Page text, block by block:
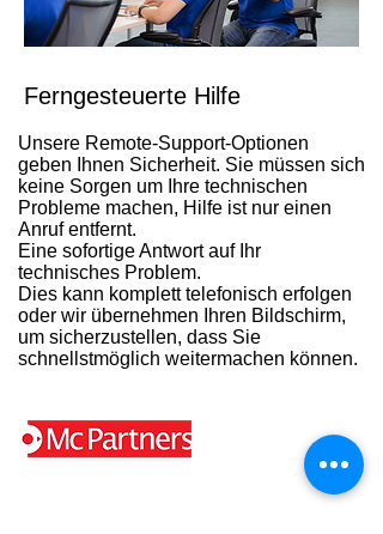
Ferngesteuerte Hilfe
Unsere Remote-Support-Optionen
geben Ihnen Sicherheit. Sie müssen sich
keine Sorgen um Ihre technischen
Probleme machen, Hilfe ist nur einen
Anruf entfernt.
Eine sofortige Antwort auf Ihr
technisches Problem.
Dies kann komplett telefonisch erfolgen
oder wir übernehmen Ihren Bildschirm,
um sicherzustellen, dass Sie
schnellstmöglich weitermachen können.